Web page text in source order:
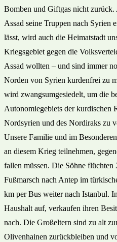
Bomben und Giftgas nicht
Assad seine Truppen nach Syrien
lässt, wird auch die Heimatstadt
Kriegsgebiet gegen die
Assad wollten – und sind immer
Norden von Syrien kurdenfrei zu
wird zwangsumgesiedelt, um die
Autonomiegebiets der kurdischen
Nordsyrien und des Nordiraks zu
Unsere Familie und im
an diesem Krieg teilnehmen,
fallen müssen. Die Söhne
Fußmarsch nach Antep im
km per Bus weiter nach Istanbul.
Haushalt auf, verkaufen ihren
nach. Die Großeltern sind zu alt
Olivenhainen zurückbleiben und